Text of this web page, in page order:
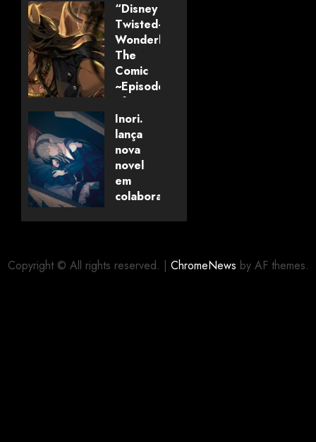
“Disney
Twisted-
Wonderland:
The
Comic
~Episode
of
Savanaclaw~”
anunciado
pela
Universo
dos
Livros
Inori.
lança
nova
novel
em
colaboração
Copyright © All rights reserved. | ChromeNews by AF themes.